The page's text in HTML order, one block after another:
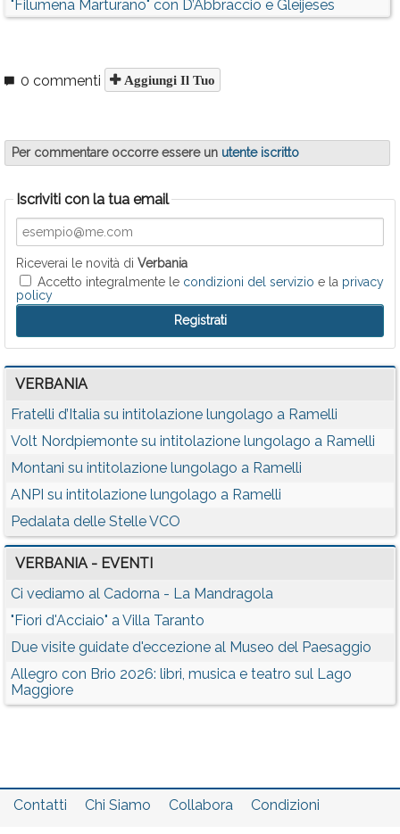
"Filumena Marturano" con D’Abbraccio e Gleijeses
0 commenti Aggiungi Il Tuo
Per commentare occorre essere un utente iscritto
Iscriviti con la tua email
Riceverai le novità di Verbania
Accetto integralmente le condizioni del servizio e la privacy
policy
VERBANIA
Fratelli d’Italia su intitolazione lungolago a Ramelli
Volt Nordpiemonte su intitolazione lungolago a Ramelli
Montani su intitolazione lungolago a Ramelli
ANPI su intitolazione lungolago a Ramelli
Pedalata delle Stelle VCO
VERBANIA - EVENTI
Ci vediamo al Cadorna - La Mandragola
"Fiori d'Acciaio" a Villa Taranto
Due visite guidate d'eccezione al Museo del Paesaggio
Allegro con Brio 2026: libri, musica e teatro sul Lago
Maggiore
Contatti Chi Siamo Collabora
Condizioni